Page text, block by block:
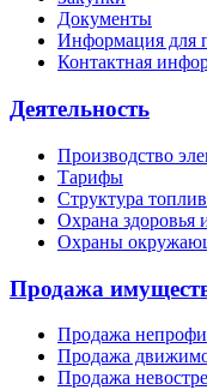
Документы
Информация для
Контактная
Деятельность
Производство
Тарифы
Структура
Охрана здоровья
Охраны
Продажа
Продажа
Продажа
Продажа